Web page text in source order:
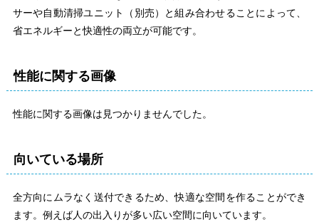
サーや自動清掃ユニット（別売）と組み合わせることによって、
省エネルギーと快適性の両立が可能です。
性能に関する画像
性能に関する画像は見つかりませんでした。
向いている場所
全方向にムラなく送付できるため、快適な空間を作ることができ
ます。例えば人の出入りが多い広い空間に向いています。